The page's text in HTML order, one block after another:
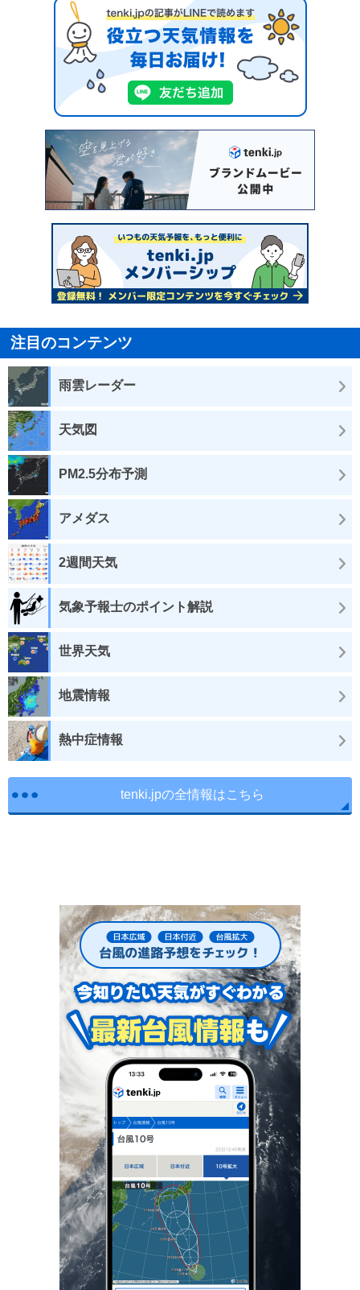
注目のコンテンツ
雨雲レーダー
天気図
PM2.5分布予測
アメダス
2週間天気
気象予報士のポイント解説
世界天気
地震情報
熱中症情報
tenki.jpの全情報はこちら